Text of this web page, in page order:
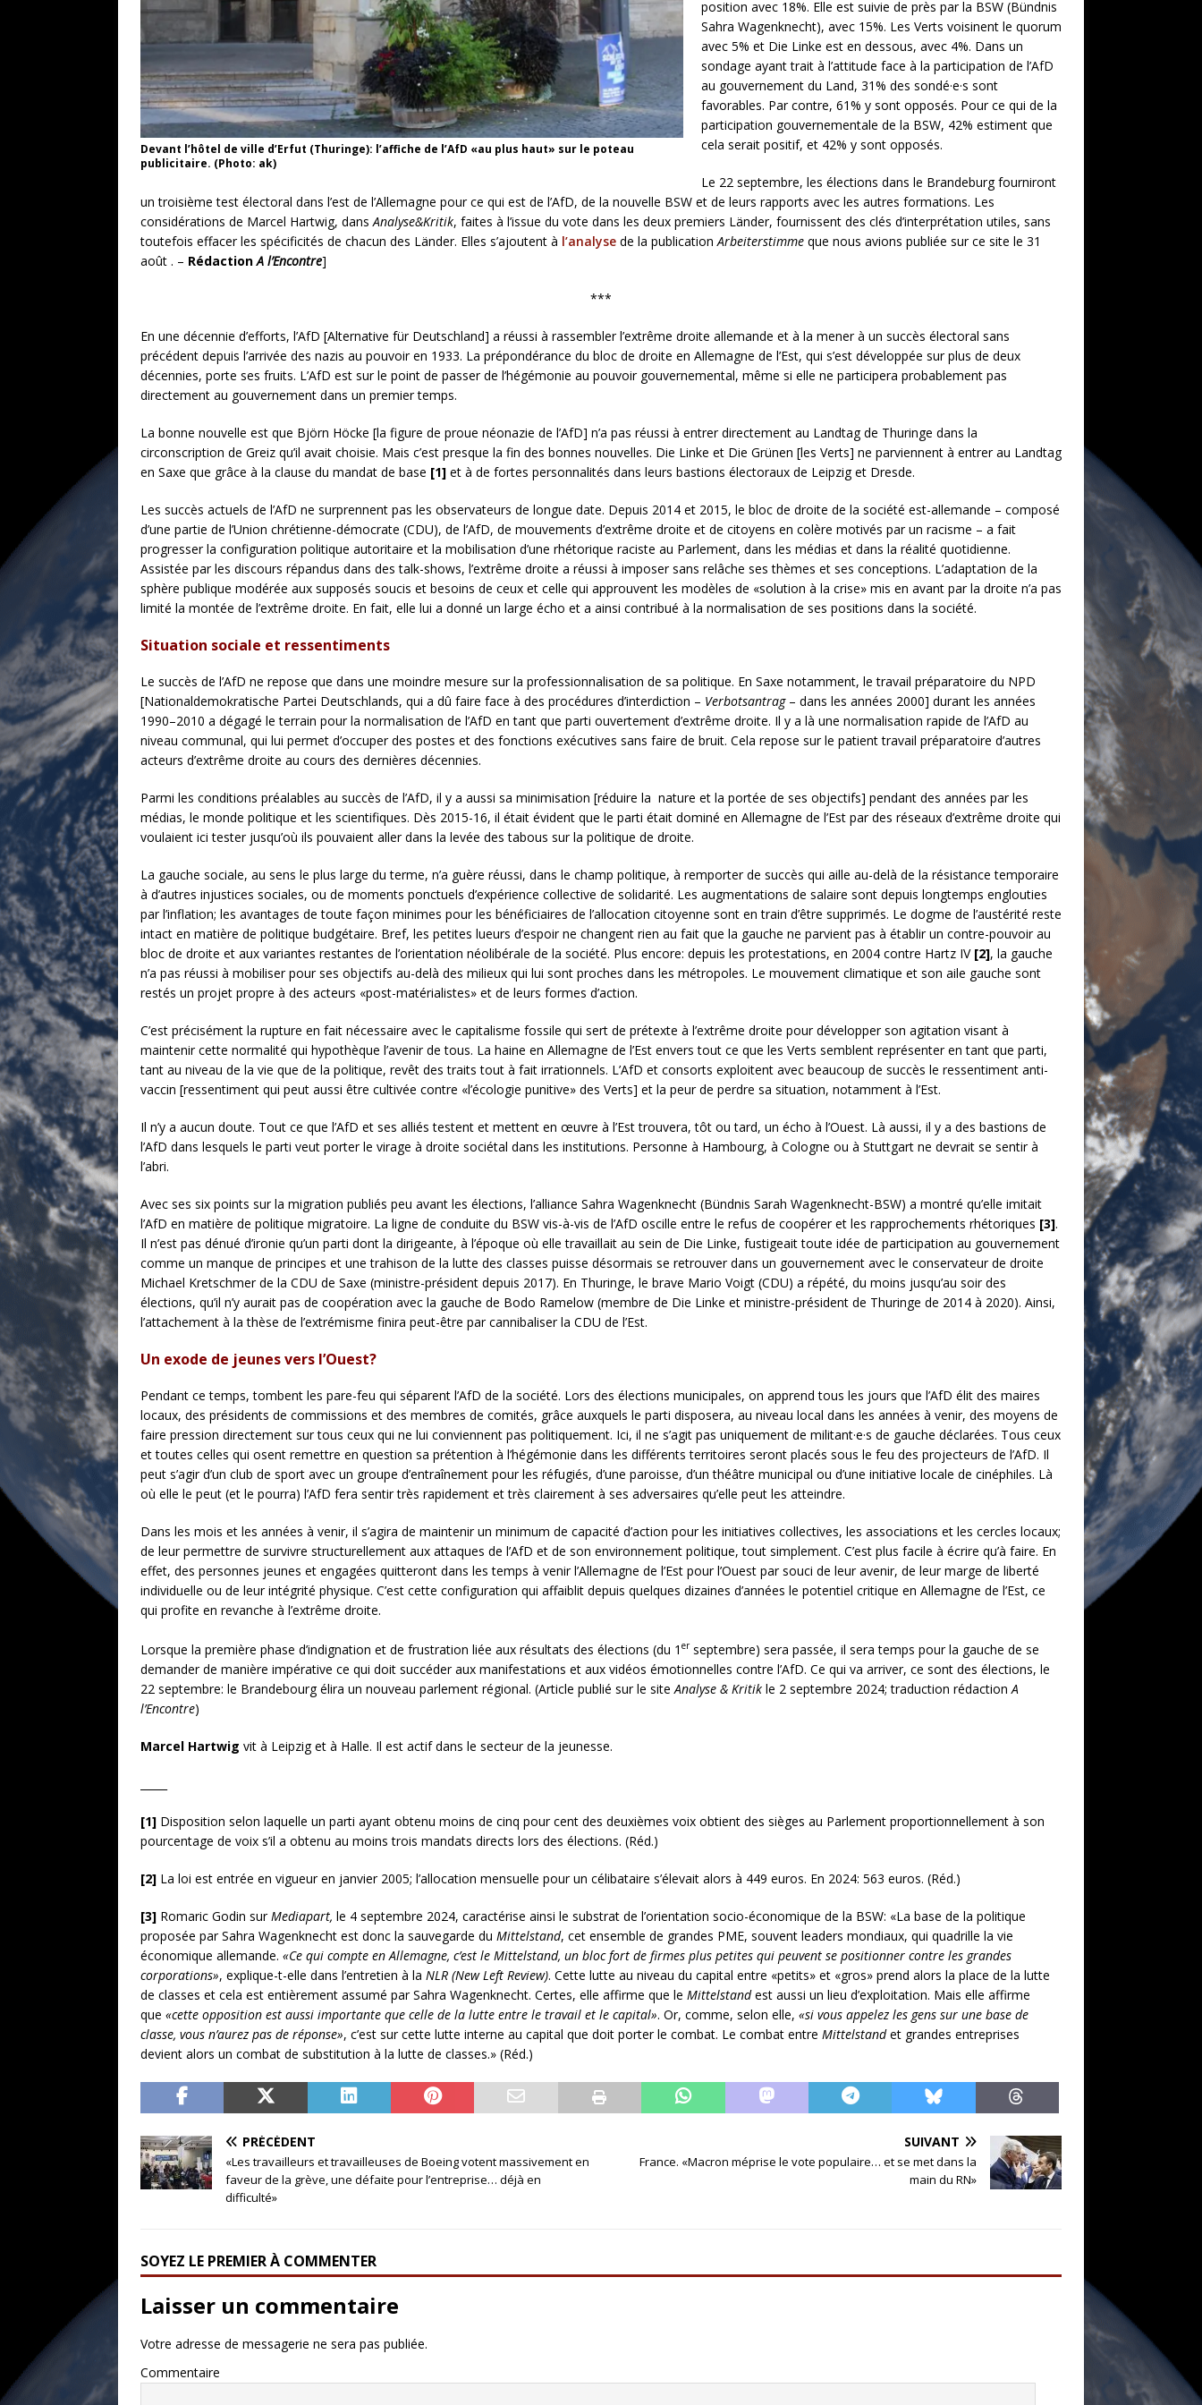
Devant l’hôtel de ville d’Erfut (Thuringe): l’affiche de l’AfD «au plus haut» sur le poteau
publicitaire. (Photo: ak)
position avec 18%. Elle est suivie de près par la BSW (Bündnis
Sahra Wagenknecht), avec 15%. Les Verts voisinent le quorum
avec 5% et Die Linke est en dessous, avec 4%. Dans un
sondage ayant trait à l’attitude face à la participation de l’AfD
au gouvernement du Land, 31% des sondé·e·s sont
favorables. Par contre, 61% y sont opposés. Pour ce qui de la
participation gouvernementale de la BSW, 42% estiment que
cela serait positif, et 42% y sont opposés.
Le 22 septembre, les élections dans le Brandeburg fourniront
un troisième test électoral dans l’est de l’Allemagne pour ce qui est de l’AfD, de la nouvelle BSW et de leurs rapports avec les autres formations. Les
considérations de Marcel Hartwig, dansAnalyse&Kritik, faites à l’issue du vote dans les deux premiers Länder, fournissent des clés d’interprétation utiles, sans
toutefois effacer les spécificités de chacun des Länder. Elles s’ajoutent à l’analyse de la publicationArbeiterstimme que nous avions publiée sur ce site le 31
août . – RédactionA l’Encontre]
***
En une décennie d’efforts, l’AfD [Alternative für Deutschland] a réussi à rassembler l’extrême droite allemande et à la mener à un succès électoral sans
précédent depuis l’arrivée des nazis au pouvoir en 1933. La prépondérance du bloc de droite en Allemagne de l’Est, qui s’est développée sur plus de deux
décennies, porte ses fruits. L’AfD est sur le point de passer de l’hégémonie au pouvoir gouvernemental, même si elle ne participera probablement pas
directement au gouvernement dans un premier temps.
La bonne nouvelle est que Björn Höcke [la figure de proue néonazie de l’AfD] n’a pas réussi à entrer directement au Landtag de Thuringe dans la
circonscription de Greiz qu’il avait choisie. Mais c’est presque la fin des bonnes nouvelles. Die Linke et Die Grünen [les Verts] ne parviennent à entrer au Landtag
en Saxe que grâce à la clause du mandat de base [1] et à de fortes personnalités dans leurs bastions électoraux de Leipzig et Dresde.
Les succès actuels de l’AfD ne surprennent pas les observateurs de longue date. Depuis 2014 et 2015, le bloc de droite de la société est-allemande – composé
d’une partie de l’Union chrétienne-démocrate (CDU), de l’AfD, de mouvements d’extrême droite et de citoyens en colère motivés par un racisme – a fait
progresser la configuration politique autoritaire et la mobilisation d’une rhétorique raciste au Parlement, dans les médias et dans la réalité quotidienne.
Assistée par les discours répandus dans des talk-shows, l’extrême droite a réussi à imposer sans relâche ses thèmes et ses conceptions. L’adaptation de la
sphère publique modérée aux supposés soucis et besoins de ceux et celle qui approuvent les modèles de «solution à la crise» mis en avant par la droite n’a pas
limité la montée de l’extrême droite. En fait, elle lui a donné un large écho et a ainsi contribué à la normalisation de ses positions dans la société.
Situation sociale et ressentiments
Le succès de l’AfD ne repose que dans une moindre mesure sur la professionnalisation de sa politique. En Saxe notamment, le travail préparatoire du NPD
[Nationaldemokratische Partei Deutschlands, qui a dû faire face à des procédures d’interdiction – Verbotsantrag– dans les années 2000] durant les années
1990–2010 a dégagé le terrain pour la normalisation de l’AfD en tant que parti ouvertement d’extrême droite. Il y a là une normalisation rapide de l’AfD au
niveau communal, qui lui permet d’occuper des postes et des fonctions exécutives sans faire de bruit. Cela repose sur le patient travail préparatoire d’autres
acteurs d’extrême droite au cours des dernières décennies.
Parmi les conditions préalables au succès de l’AfD, il y a aussi sa minimisation [réduire la nature et la portée de ses objectifs] pendant des années par les
médias, le monde politique et les scientifiques. Dès 2015-16, il était évident que le parti était dominé en Allemagne de l’Est par des réseaux d’extrême droite qui
voulaient ici tester jusqu’où ils pouvaient aller dans la levée des tabous sur la politique de droite.
La gauche sociale, au sens le plus large du terme, n’a guère réussi, dans le champ politique, à remporter de succès qui aille au-delà de la résistance temporaire
à d’autres injustices sociales, ou de moments ponctuels d’expérience collective de solidarité. Les augmentations de salaire sont depuis longtemps englouties
par l’inflation; les avantages de toute façon minimes pour les bénéficiaires de l’allocation citoyenne sont en train d’être supprimés. Le dogme de l’austérité reste
intact en matière de politique budgétaire. Bref, les petites lueurs d’espoir ne changent rien au fait que la gauche ne parvient pas à établir un contre-pouvoir au
bloc de droite et aux variantes restantes de l’orientation néolibérale de la société. Plus encore: depuis les protestations, en 2004 contre Hartz IV [2], la gauche
n’a pas réussi à mobiliser pour ses objectifs au-delà des milieux qui lui sont proches dans les métropoles. Le mouvement climatique et son aile gauche sont
restés un projet propre à des acteurs «post-matérialistes» et de leurs formes d’action.
C’est précisément la rupture en fait nécessaire avec le capitalisme fossile qui sert de prétexte à l’extrême droite pour développer son agitation visant à
maintenir cette normalité qui hypothèque l’avenir de tous. La haine en Allemagne de l’Est envers tout ce que les Verts semblent représenter en tant que parti,
tant au niveau de la vie que de la politique, revêt des traits tout à fait irrationnels. L’AfD et consorts exploitent avec beaucoup de succès le ressentiment anti-
vaccin [ressentiment qui peut aussi être cultivée contre «l’écologie punitive» des Verts] et la peur de perdre sa situation, notamment à l’Est.
Il n’y a aucun doute. Tout ce que l’AfD et ses alliés testent et mettent en œuvre à l’Est trouvera, tôt ou tard, un écho à l’Ouest. Là aussi, il y a des bastions de
l’AfD dans lesquels le parti veut porter le virage à droite sociétal dans les institutions. Personne à Hambourg, à Cologne ou à Stuttgart ne devrait se sentir à
l’abri.
Avec ses six points sur la migration publiés peu avant les élections, l’alliance Sahra Wagenknecht (Bündnis Sarah Wagenknecht-BSW) a montré qu’elle imitait
l’AfD en matière de politique migratoire. La ligne de conduite du BSW vis-à-vis de l’AfD oscille entre le refus de coopérer et les rapprochements rhétoriques [3].
Il n’est pas dénué d’ironie qu’un parti dont la dirigeante, à l’époque où elle travaillait au sein de Die Linke, fustigeait toute idée de participation au gouvernement
comme un manque de principes et une trahison de la lutte des classes puisse désormais se retrouver dans un gouvernement avec le conservateur de droite
Michael Kretschmer de la CDU de Saxe (ministre-président depuis 2017). En Thuringe, le brave Mario Voigt (CDU) a répété, du moins jusqu’au soir des
élections, qu’il n’y aurait pas de coopération avec la gauche de Bodo Ramelow (membre de Die Linke et ministre-président de Thuringe de 2014 à 2020). Ainsi,
l’attachement à la thèse de l’extrémisme finira peut-être par cannibaliser la CDU de l’Est.
Un exode de jeunes vers l’Ouest?
Pendant ce temps, tombent les pare-feu qui séparent l’AfD de la société. Lors des élections municipales, on apprend tous les jours que l’AfD élit des maires
locaux, des présidents de commissions et des membres de comités, grâce auxquels le parti disposera, au niveau local dans les années à venir, des moyens de
faire pression directement sur tous ceux qui ne lui conviennent pas politiquement. Ici, il ne s’agit pas uniquement de militant·e·s de gauche déclarées. Tous ceux
et toutes celles qui osent remettre en question sa prétention à l’hégémonie dans les différents territoires seront placés sous le feu des projecteurs de l’AfD. Il
peut s’agir d’un club de sport avec un groupe d’entraînement pour les réfugiés, d’une paroisse, d’un théâtre municipal ou d’une initiative locale de cinéphiles. Là
où elle le peut (et le pourra) l’AfD fera sentir très rapidement et très clairement à ses adversaires qu’elle peut les atteindre.
Dans les mois et les années à venir, il s’agira de maintenir un minimum de capacité d’action pour les initiatives collectives, les associations et les cercles locaux;
de leur permettre de survivre structurellement aux attaques de l’AfD et de son environnement politique, tout simplement. C’est plus facile à écrire qu’à faire. En
effet, des personnes jeunes et engagées quitteront dans les temps à venir l’Allemagne de l’Est pour l’Ouest par souci de leur avenir, de leur marge de liberté
individuelle ou de leur intégrité physique. C’est cette configuration qui affaiblit depuis quelques dizaines d’années le potentiel critique en Allemagne de l’Est, ce
qui profite en revanche à l’extrême droite.
Lorsque la première phase d’indignation et de frustration liée aux résultats des élections (du 1 erseptembre) sera passée, il sera temps pour la gauche de se
demander de manière impérative ce qui doit succéder aux manifestations et aux vidéos émotionnelles contre l’AfD. Ce qui va arriver, ce sont des élections, le
22 septembre: le Brandebourg élira un nouveau parlement régional. (Article publié sur le site Analyse & Kritik le 2 septembre 2024; traduction rédaction A
l’Encontre)
Marcel Hartwig vit à Leipzig et à Halle. Il est actif dans le secteur de la jeunesse.
[1] Disposition selon laquelle un parti ayant obtenu moins de cinq pour cent des deuxièmes voix obtient des sièges au Parlement proportionnellement à son
pourcentage de voix s’il a obtenu au moins trois mandats directs lors des élections. (Réd.)
[2] La loi est entrée en vigueur en janvier 2005; l’allocation mensuelle pour un célibataire s’élevait alors à 449 euros. En 2024: 563 euros. (Réd.)
[3] Romaric Godin surMediapart, le 4 septembre 2024, caractérise ainsi le substrat de l’orientation socio-économique de la BSW: «La base de la politique
proposée par Sahra Wagenknecht est donc la sauvegarde du Mittelstand, cet ensemble de grandes PME, souvent leaders mondiaux, qui quadrille la vie
économique allemande. «Ce qui compte en Allemagne, c’est le Mittelstand, un bloc fort de firmes plus petites qui peuvent se positionner contre les grandes
corporations», explique-t-elle dans l’entretien à la NLR (New Left Review). Cette lutte au niveau du capital entre «petits» et «gros» prend alors la place de la lutte
de classes et cela est entièrement assumé par Sahra Wagenknecht. Certes, elle affirme que le Mittelstandest aussi un lieu d’exploitation. Mais elle affirme
que «cette opposition est aussi importante que celle de la lutte entre le travail et le capital». Or, comme, selon elle, «si vous appelez les gens sur une base de
classe, vous n’aurez pas de réponse», c’est sur cette lutte interne au capital que doit porter le combat. Le combat entre Mittelstandet grandes entreprises
devient alors un combat de substitution à la lutte de classes.» (Réd.)
PRÉCÉDENT
«Les travailleurs et travailleuses de Boeing votent massivement en
faveur de la grève, une défaite pour l’entreprise… déjà en
difficulté»
SUIVANT
France. «Macron méprise le vote populaire… et se met dans la
main du RN»
SOYEZ LE PREMIER À COMMENTER
Laisser un commentaire
Votre adresse de messagerie ne sera pas publiée.
Commentaire